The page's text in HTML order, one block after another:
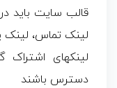
قالب سایت باید
لینک تماس، لینک
لینکهای اشتراک
دسترس باشند